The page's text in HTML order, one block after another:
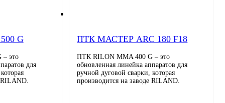
G
это
для
RILAND.
ПТК МАСТЕР ARC 180 F18
ПТК RILON MMA 400 G – это
обновленная линейка аппаратов для
ручной дуговой сварки, которая
производится на заводе RILAND.